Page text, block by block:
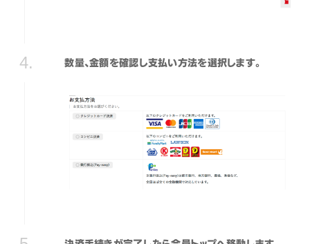
数量、金額を確認し支払い方法を選択します。